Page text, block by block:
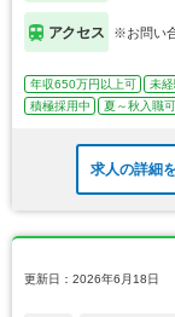
アクセス ※お問い
年収650万円以上可 未
積極採用中
夏～秋入職可
求人の詳細
更新日：2026年6月18日